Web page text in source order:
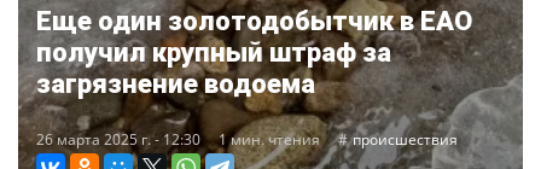
Еще один золотодобытчик в ЕАО
получил крупный штраф за
загрязнение водоема
26 марта 2025 г. - 12:30 1 мин. чтения происшествия